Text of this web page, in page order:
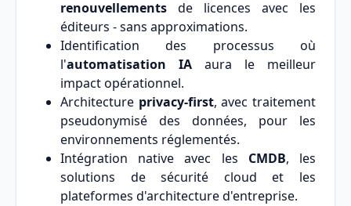
renouvellements de licences avec les
éditeurs - sans approximations.
Identification des processus où
l'automatisation IA aura le meilleur
impact opérationnel.
Architecture privacy-first, avec traitement
pseudonymisé des données, pour les
environnements réglementés.
Intégration native avec les CMDB, les
solutions de sécurité cloud et les
plateformes d'architecture d'entreprise.